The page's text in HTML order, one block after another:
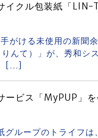
イクル包装紙「
がける未使用の新聞
んて）」が、秀和シ
[…]
ービス「MyPUP」
グループのトライフ